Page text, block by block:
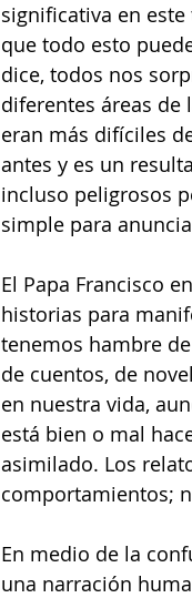
significativa en
que todo esto
dice, todos nos
diferentes áreas de
eran más difíciles
antes y es un
incluso peligrosos
simple para
El Papa Francisco
historias para
tenemos hambre
de cuentos, de
en nuestra vida,
está bien o mal
asimilado. Los
comportamientos;
En medio de la
una narración